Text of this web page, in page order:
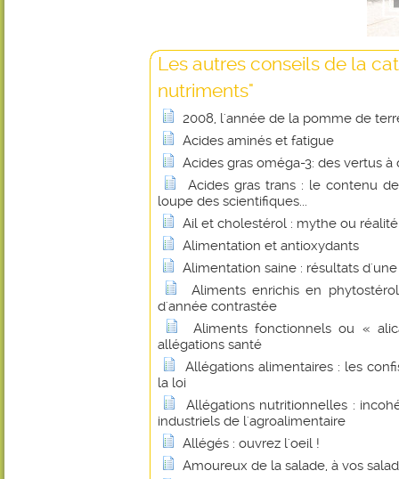
Les autres conseils de la
nutriments"
2008, l'année de la pomme de
Acides aminés et fatigue
Acides gras oméga-3: des vertus à
Acides gras trans : le contenu
loupe des scientifiques...
Ail et cholestérol : mythe ou réalité
Alimentation et antioxydants
Alimentation saine : résultats
Aliments enrichis en
d'année contrastée
Aliments fonctionnels ou «
allégations santé
Allégations alimentaires : les
la loi
Allégations nutritionnelles :
industriels de l'agroalimentaire
Allégés : ouvrez l'oeil !
Amoureux de la salade, à vos